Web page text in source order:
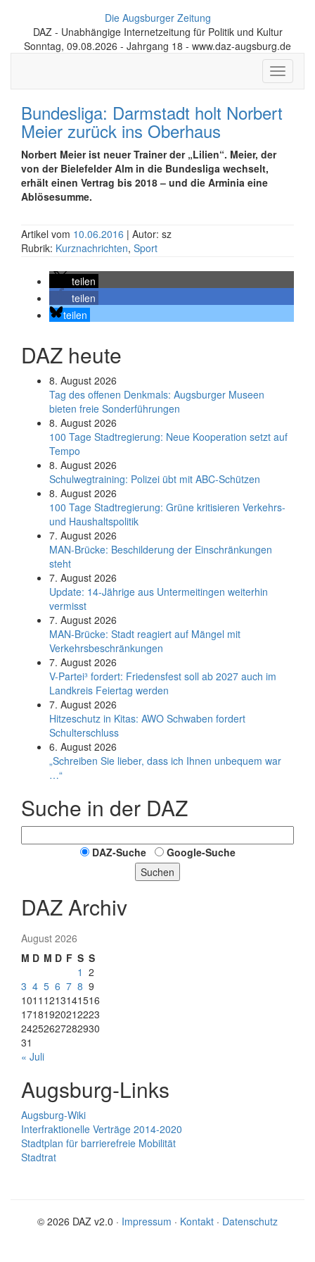
Die Augsburger Zeitung
DAZ - Unabhängige Internetzeitung für Politik und Kultur
Sonntag, 09.08.2026 - Jahrgang 18 - www.daz-augsburg.de
Toggle
Bundesliga: Darmstadt holt Norbert
Meier zurück ins Oberhaus
Norbert Meier ist neuer Trainer der „Lilien“. Meier, der
von der Bielefelder Alm in die Bundesliga wechselt,
erhält einen Vertrag bis 2018 – und die Arminia eine
Ablösesumme.
Artikel vom 10.06.2016 | Autor: sz
Rubrik: Kurznachrichten, Sport
teilen
teilen
teilen
DAZ heute
8. August 2026
Tag des offenen Denkmals: Augsburger Museen
bieten freie Sonderführungen
8. August 2026
100 Tage Stadtregierung: Neue Kooperation setzt auf
Tempo
8. August 2026
Schul­weg­trai­ning: Poli­zei übt mit ABC-Schüt­zen
8. August 2026
100 Tage Stadtregierung: Grüne kritisieren Verkehrs-
und Haushaltspolitik
7. August 2026
MAN-Brücke: Beschilderung der Einschränkungen
steht
7. August 2026
Update: 14-Jährige aus Untermeitingen weiterhin
vermisst
7. August 2026
MAN-Brücke: Stadt reagiert auf Mängel mit
Verkehrsbeschränkungen
7. August 2026
V-Partei­³ fordert: Friedens­fest soll ab 2027 auch im
Land­kreis Feier­tag werden
7. August 2026
Hitzeschutz in Kitas: AWO Schwaben fordert
Schulterschluss
6. August 2026
„Schreiben Sie lieber, dass ich Ihnen unbequem war
…“
Suche in der DAZ
DAZ-Suche
Google-Suche
Suchen
DAZ Archiv
August 2026
M D M D F S S
1 2
3 4 5 6 7 8 9
1011 1213141516
17181920212223
24252627282930
31
« Juli
Augsburg-Links
Augsburg-Wiki
Interfraktionelle Verträge 2014-2020
Stadtplan für barrierefreie Mobilität
Stadtrat
© 2026 DAZ v2.0 · Impressum · Kontakt · Datenschutz